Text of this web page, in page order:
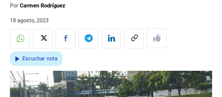
Por Carmen Rodríguez
18 agosto, 2023
Escuchar nota